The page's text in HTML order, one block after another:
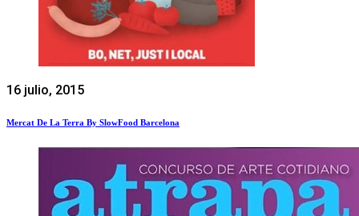
16 julio, 2015
Mercat De La Terra By SlowFood Barcelona